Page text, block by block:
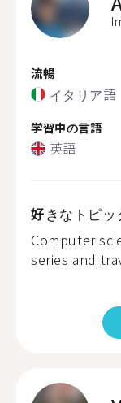
流暢
イタリア語
学習中の言語
英語
好きなトピッ
Computer
series and